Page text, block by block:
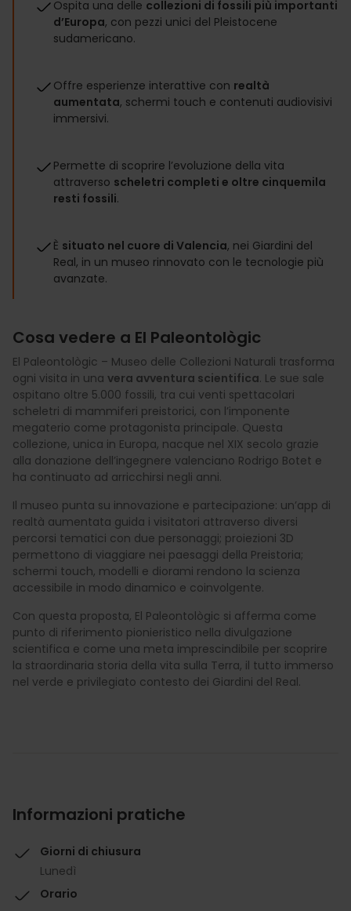
Ospita una delle collezioni di fossili più importanti
d’Europa, con pezzi unici del Pleistocene
sudamericano.
Offre esperienze interattive con realtà
aumentata, schermi touch e contenuti audiovisivi
immersivi.
Permette di scoprire l’evoluzione della vita
attraverso scheletri completi e oltre cinquemila
resti fossili.
È situato nel cuore di Valencia, nei Giardini del
Real, in un museo rinnovato con le tecnologie più
avanzate.
Cosa vedere a El Paleontològic
El Paleontològic – Museo delle Collezioni Naturali trasforma
ogni visita in una vera avventura scientifica. Le sue sale
ospitano oltre 5.000 fossili, tra cui venti spettacolari
scheletri di mammiferi preistorici, con l’imponente
megaterio come protagonista principale. Questa
collezione, unica in Europa, nacque nel XIX secolo grazie
alla donazione dell’ingegnere valenciano Rodrigo Botet e
ha continuato ad arricchirsi negli anni.
Il museo punta su innovazione e partecipazione: un’app di
realtà aumentata guida i visitatori attraverso diversi
percorsi tematici con due personaggi; proiezioni 3D
permettono di viaggiare nei paesaggi della Preistoria;
schermi touch, modelli e diorami rendono la scienza
accessibile in modo dinamico e coinvolgente.
Con questa proposta, El Paleontològic si afferma come
punto di riferimento pionieristico nella divulgazione
scientifica e come una meta imprescindibile per scoprire
la straordinaria storia della vita sulla Terra, il tutto immerso
nel verde e privilegiato contesto dei Giardini del Real.
Informazioni pratiche
Giorni di chiusura
Lunedì
Orario